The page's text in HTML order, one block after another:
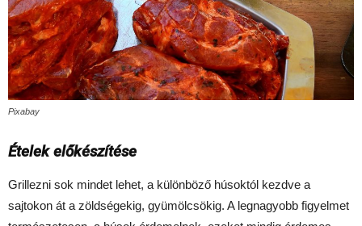
Pixabay
Ételek előkészítése
Grillezni sok mindet lehet, a különböző húsoktól kezdve a
sajtokon át a zöldségekig, gyümölcsökig. A legnagyobb figyelmet